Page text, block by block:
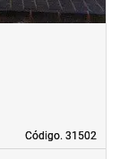
Código. 31502
Código. 31502